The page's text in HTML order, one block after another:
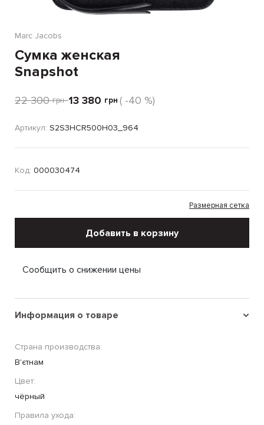
Marc Jacobs
Сумка женская
Snapshot
22 300 грн 13 380 грн ( -40 %)
Артикул: S2S3HCR500H03_964
Код: 000030474
Размерная сетка
Добавить в корзину
Сообщить о снижении цены
Информация о товаре
Страна производства:
В'єтнам
Цвет:
чёрный
Правила ухода: